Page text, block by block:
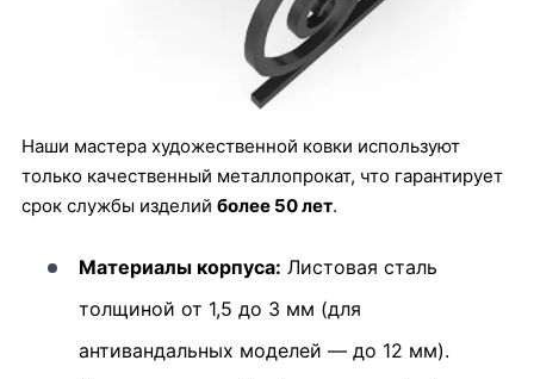
Наши мастера художественной ковки используют
только качественный металлопрокат, что гарантирует
срок службы изделий более 50 лет.
Материалы корпуса: Листовая сталь
толщиной от 1,5 до 3 мм (для
антивандальных моделей — до 12 мм).